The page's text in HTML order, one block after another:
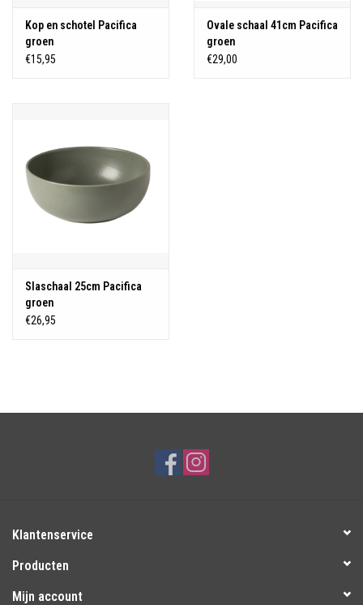
Kop en schotel Pacifica
groen
€15,95
Ovale schaal 41cm Pacifica
groen
€29,00
Slaschaal 25cm Pacifica
groen
€26,95
Klantenservice
Producten
Mijn account